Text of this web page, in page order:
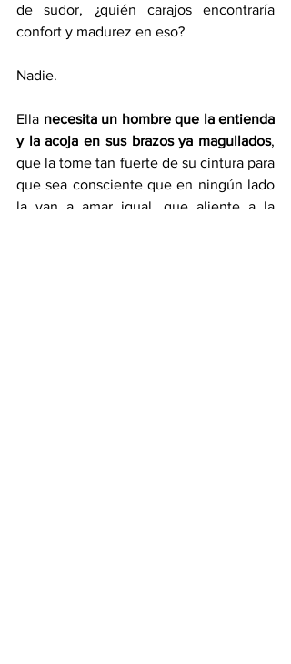
de sudor, ¿quién carajos encontraría
confort y madurez en eso?
Nadie.
Ella necesita un hombre que la entienda
y la acoja en sus brazos ya magullados,
que la tome tan fuerte de su cintura para
que sea consciente que en ningún lado
la van a amar igual, que aliente a la